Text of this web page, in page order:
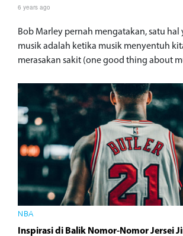
6 years ago
Bob Marley pernah mengatakan, satu hal
musik adalah ketika musik menyentuh
merasakan sakit (one good thing about
NBA
Inspirasi di Balik Nomor-Nomor Jersei